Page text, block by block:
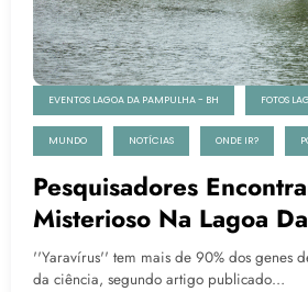
EVENTOS LAGOA DA PAMPULHA - BH FOTOS
MUNDO NOTÍCIAS ONDE IR?
Pesquisadores
Misterioso Na Lagoa
''Yaravírus'' tem mais de 90% dos genes
da ciência, segundo artigo publicado…